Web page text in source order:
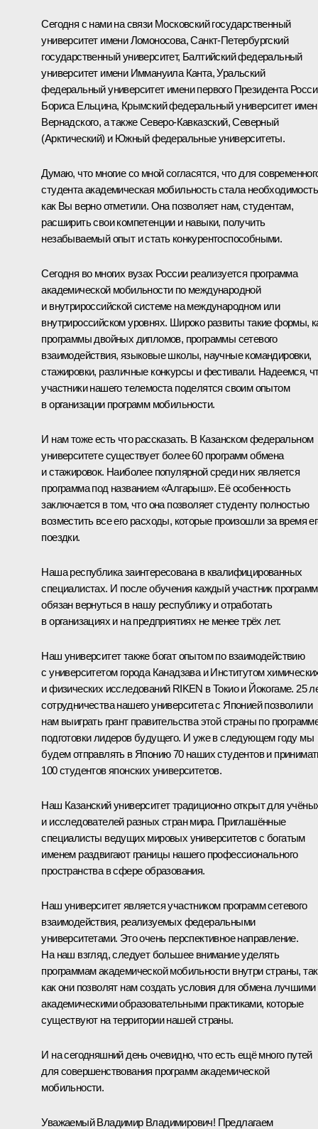
Сегодня с нами на связи Московский государственный
университет имени Ломоносова, Санкт-Петербургский
государственный университет, Балтийский федеральный
университет имени Иммануила Канта, Уральский
федеральный университет имени первого Президента
Бориса Ельцина, Крымский федеральный университет
Вернадского, а также Северо-Кавказский, Северный
(Арктический) и Южный федеральные университеты.
Думаю, что многие со мной согласятся, что для
студента академическая мобильность стала
как Вы верно отметили. Она позволяет нам, студентам,
расширить свои компетенции и навыки, получить
незабываемый опыт и стать конкурентоспособными.
Сегодня во многих вузах России реализуется программа
академической мобильности по международной
и внутрироссийской системе на международном или
внутрироссийском уровнях. Широко развиты такие формы,
программы двойных дипломов, программы сетевого
взаимодействия, языковые школы, научные командировки,
стажировки, различные конкурсы и фестивали. Надеемся,
участники нашего телемоста поделятся своим опытом
в организации программ мобильности.
И нам тоже есть что рассказать. В Казанском федеральном
университете существует более 60 программ обмена
и стажировок. Наиболее популярной среди них является
программа под названием «Алгарыш». Её особенность
заключается в том, что она позволяет студенту полностью
возместить все его расходы, которые произошли за время
поездки.
Наша республика заинтересована в квалифицированных
специалистах. И после обучения каждый участник
обязан вернуться в нашу республику и отработать
в организациях и на предприятиях не менее трёх лет.
Наш университет также богат опытом по взаимодействию
с университетом города Канадзава и Институтом
и физических исследований RIKEN в Токио и Йокогаме. 25
сотрудничества нашего университета с Японией позволили
нам выиграть грант правительства этой страны по
подготовки лидеров будущего. И уже в следующем году мы
будем отправлять в Японию 70 наших студентов и
100 студентов японских университетов.
Наш Казанский университет традиционно открыт для
и исследователей разных стран мира. Приглашённые
специалисты ведущих мировых университетов с богатым
именем раздвигают границы нашего профессионального
пространства в сфере образования.
Наш университет является участником программ сетевого
взаимодействия, реализуемых федеральными
университетами. Это очень перспективное направление.
На наш взгляд, следует большее внимание уделять
программам академической мобильности внутри страны, так
как они позволят нам создать условия для обмена лучшими
академическими образовательными практиками, которые
существуют на территории нашей страны.
И на сегодняшний день очевидно, что есть ещё много путей
для совершенствования программ академической
мобильности.
Уважаемый Владимир Владимирович! Предлагаем